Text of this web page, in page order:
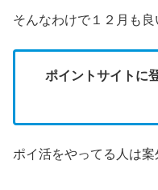
そんなわけで１２月も
ポイントサイトに
ポイ活をやってる人は